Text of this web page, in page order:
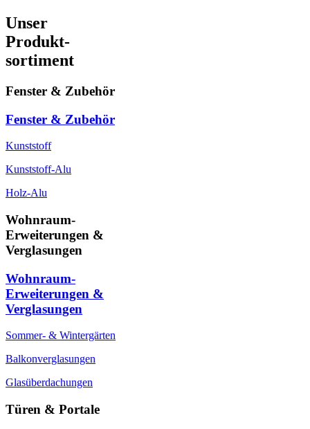
Unser
Produkt-
sortiment
Fenster & Zubehör
Fenster & Zubehör
Kunststoff
Kunststoff-Alu
Holz-Alu
Wohnraum-
Erweiterungen &
Verglasungen
Wohnraum-
Erweiterungen &
Verglasungen
Sommer- & Wintergärten
Balkonverglasungen
Glasüberdachungen
Türen & Portale